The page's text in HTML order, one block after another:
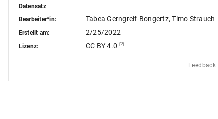
Datensatz
Bearbeiter*in:
Tabea Gerngreif-Bongertz, Timo Strauch
Erstellt am: 2/25/2022
Lizenz: CC BY 4.0
Feedback